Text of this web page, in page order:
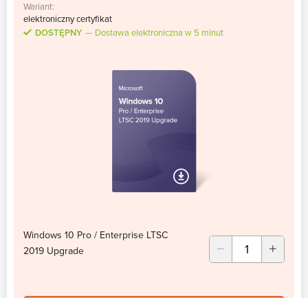
Wariant:
elektroniczny certyfikat
DOSTĘPNY
Dostawa elektroniczna w 5 minut
Windows 10 Pro / Enterprise LTSC
2019 Upgrade